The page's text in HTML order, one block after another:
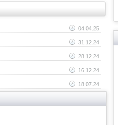
04.04.25
31.12.24
28.12.24
16.12.24
18.07.24